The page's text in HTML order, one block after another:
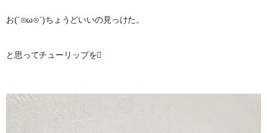
お(´⊙ω⊙`)ちょうどいいの見っけた。
と思ってチューリップを